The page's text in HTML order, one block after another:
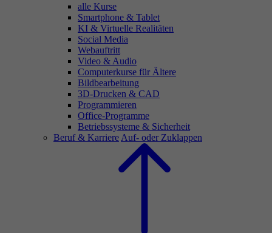
alle Kurse
Smartphone & Tablet
KI & Virtuelle Realitäten
Social Media
Webauftritt
Video & Audio
Computerkurse für Ältere
Bildbearbeitung
3D-Drucken & CAD
Programmieren
Office-Programme
Betriebssysteme & Sicherheit
Beruf & Karriere Auf- oder Zuklappen